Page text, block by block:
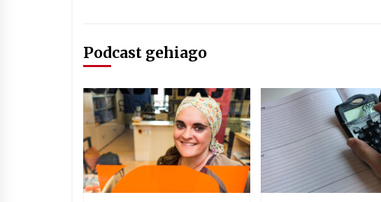
Podcast gehiago